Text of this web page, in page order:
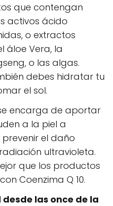
que contengan
activos ácido
o extractos
áloe Vera, la
o las algas.
debes hidratar tu
el sol.
encarga de aportar
a la piel a
el daño
ultravioleta.
que los productos
Coenzima Q 10.
las once de la